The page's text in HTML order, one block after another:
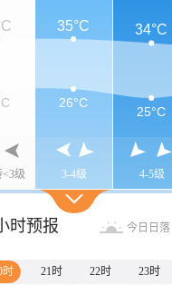
<3级 3-4级 4-5级
35°C 34°C
26°C
25°C
时预报 今日日落
时 21时 22时 23时